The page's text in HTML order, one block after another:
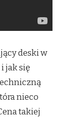
deski w
jak się
nieco
takiej